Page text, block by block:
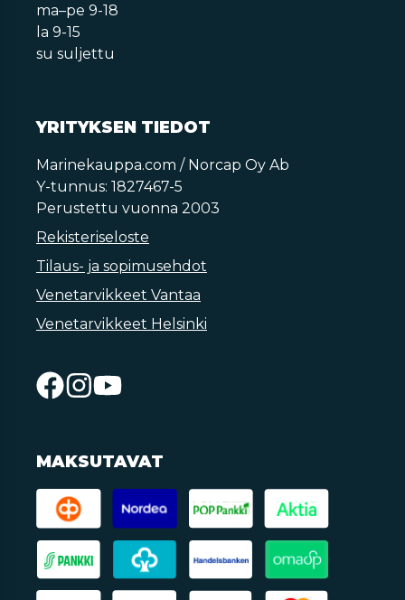
ma–pe 9-18
la 9-15
su suljettu
YRITYKSEN TIEDOT
Marinekauppa.com / Norcap Oy Ab
Y-tunnus: 1827467-5
Perustettu vuonna 2003
Rekisteriseloste
Tilaus- ja sopimusehdot
Venetarvikkeet Vantaa
Venetarvikkeet Helsinki
MAKSUTAVAT